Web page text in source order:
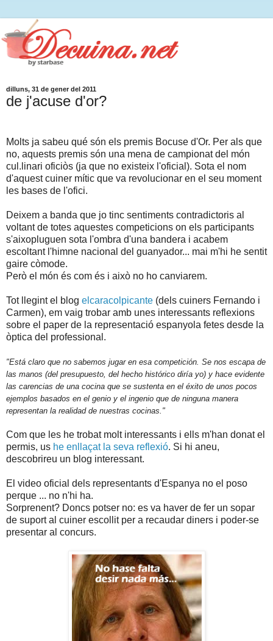
dilluns, 31 de gener del 2011
de j'acuse d'or?
Molts ja sabeu qué són els premis Bocuse d'Or. Per als que
no, aquests premis són una mena de campionat del món
cul.linari oficiòs (ja que no existeix l'oficial). Sota el nom
d'aquest cuiner mític que va revolucionar en el seu moment
les bases de l'ofici.
Deixem a banda que jo tinc sentiments contradictoris al
voltant de totes aquestes competicions on els participants
s'aixopluguen sota l'ombra d'una bandera i acabem
escoltant l'himne nacional del guanyador... mai m'hi he sentit
gaire còmode.
Però el món és com és i això no ho canviarem.
Tot llegint el blog elcaracolpicante (dels cuiners Fernando i
Carmen), em vaig trobar amb unes interessants reflexions
sobre el paper de la representació espanyola fetes desde la
òptica del professional.
"Está claro que no sabemos jugar en esa competición. Se nos escapa de
las manos (del presupuesto, del hecho histórico diría yo) y hace evidente
las carencias de una cocina que se sustenta en el éxito de unos pocos
ejemplos basados en el genio y el ingenio que de ninguna manera
representan la realidad de nuestras cocinas."
Com que les he trobat molt interessants i ells m'han donat el
permis, us he enllaçat la seva reflexió. Si hi aneu,
descobrireu un blog interessant.
El video oficial dels representants d'Espanya no el poso
perque ... no n'hi ha.
Sorprenent? Doncs potser no: es va haver de fer un sopar
de suport al cuiner escollit per a recaudar diners i poder-se
presentar al concurs.